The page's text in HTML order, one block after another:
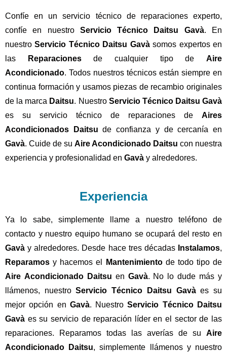
Confíe en un servicio técnico de reparaciones experto,
confíe en nuestro Servicio Técnico Daitsu Gavà. En
nuestroServicio Técnico Daitsu Gavàsomos expertos en
las
Reparacionesde cualquier tipo deAire
Acondicionado. Todos nuestros técnicos están siempre en
continua formación y usamos piezas de recambio originales
de la marca Daitsu. Nuestro Servicio Técnico Daitsu Gavà
es su servicio técnico de reparaciones de Aires
Acondicionados Daitsu de confianza y de cercanía en
Gavà. Cuide de su Aire Acondicionado Daitsu con nuestra
experiencia y profesionalidad en Gavà y alrededores.
Experiencia
Ya lo sabe, simplemente llame a nuestro teléfono de
contacto y nuestro equipo humano se ocupará del resto en
Gavà y alrededores. Desde hace tres décadasInstalamos,
Reparamos y hacemos el Mantenimientode todo tipo de
Aire Acondicionado Daitsu en Gavà. No lo dude más y
llámenos, nuestroServicio Técnico Daitsu Gavàes su
mejor opción en Gavà. NuestroServicio Técnico
Daitsu
Gavà es su servicio de reparación líder en el sector de las
reparaciones. Reparamos todas las averías de su Aire
Acondicionado Daitsu, simplemente llámenos y nuestro